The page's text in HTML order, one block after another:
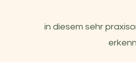
in diesem sehr